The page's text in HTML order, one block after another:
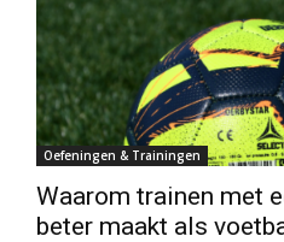
Oefeningen & Trainingen
Waarom trainen met
beter maakt als